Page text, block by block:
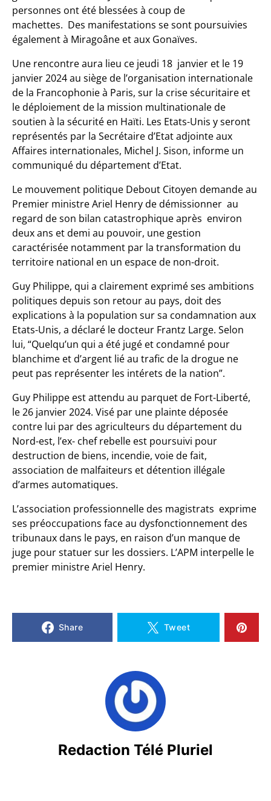
personnes ont été blessées à coup de
machettes. Des manifestations se sont poursuivies
également à Miragoâne et aux Gonaïves.
Une rencontre aura lieu ce jeudi 18 janvier et le 19
janvier 2024 au siège de l’organisation internationale
de la Francophonie à Paris, sur la crise sécuritaire et
le déploiement de la mission multinationale de
soutien à la sécurité en Haïti. Les Etats-Unis y seront
représentés par la Secrétaire d’Etat adjointe aux
Affaires internationales, Michel J. Sison, informe un
communiqué du département d’Etat.
Le mouvement politique Debout Citoyen demande au
Premier ministre Ariel Henry de démissionner au
regard de son bilan catastrophique après environ
deux ans et demi au pouvoir, une gestion
caractérisée notamment par la transformation du
territoire national en un espace de non-droit.
Guy Philippe, qui a clairement exprimé ses ambitions
politiques depuis son retour au pays, doit des
explications à la population sur sa condamnation aux
Etats-Unis, a déclaré le docteur Frantz Large. Selon
lui, “Quelqu’un qui a été jugé et condamné pour
blanchime et d’argent lié au trafic de la drogue ne
peut pas représenter les intérets de la nation”.
Guy Philippe est attendu au parquet de Fort-Liberté,
le 26 janvier 2024. Visé par une plainte déposée
contre lui par des agriculteurs du département du
Nord-est, l’ex- chef rebelle est poursuivi pour
destruction de biens, incendie, voie de fait,
association de malfaiteurs et détention illégale
d’armes automatiques.
L’association professionnelle des magistrats exprime
ses préoccupations face au dysfonctionnement des
tribunaux dans le pays, en raison d’un manque de
juge pour statuer sur les dossiers. L’APM interpelle le
premier ministre Ariel Henry.
Share Tweet
Redaction Télé Pluriel